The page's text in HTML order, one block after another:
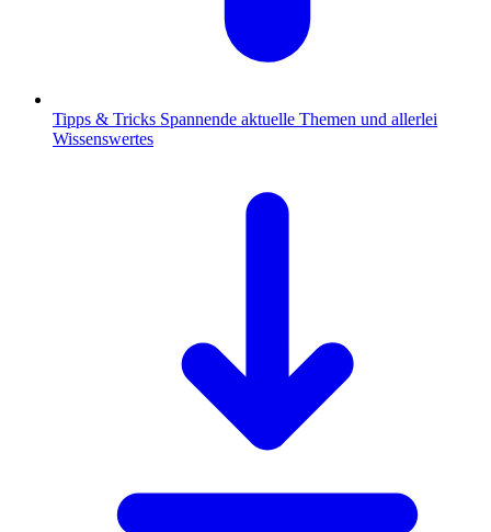
Tipps & Tricks Spannende aktuelle Themen und allerlei
Wissenswertes